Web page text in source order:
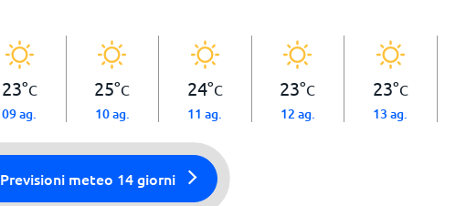
23°C
09 ag.
25°C
10 ag.
24°C
11 ag.
23°C
12 ag.
23°C
13 ag.
Previsioni meteo 14 giorni